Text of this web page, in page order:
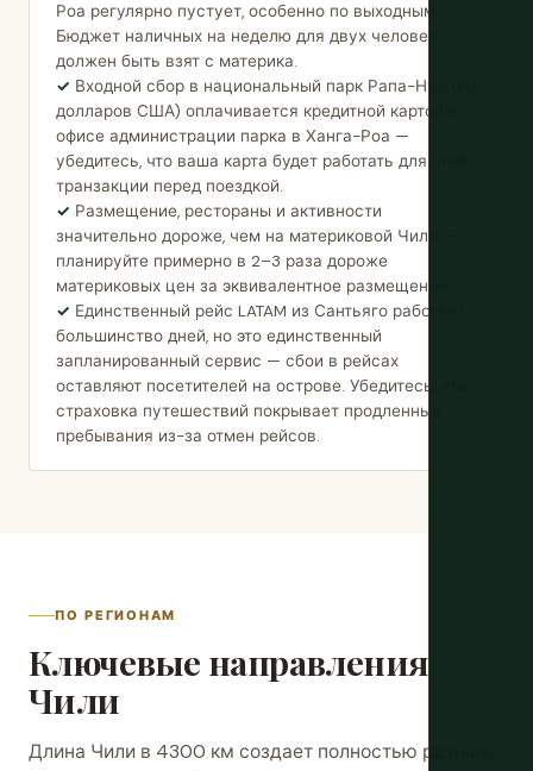
Роа регулярно пустует, особенно по выходным.
Бюджет наличных на неделю для двух человек
должен быть взят с материка.
Входной сбор в национальный парк Рапа-Нуи (80
долларов США) оплачивается кредитной картой в
офисе администрации парка в Ханга-Роа —
убедитесь, что ваша карта будет работать для этой
транзакции перед поездкой.
Размещение, рестораны и активности
значительно дороже, чем на материковой Чили —
планируйте примерно в 2–3 раза дороже
материковых цен за эквивалентное размещение.
Единственный рейс LATAM из Сантьяго работает
большинство дней, но это единственный
запланированный сервис — сбои в рейсах
оставляют посетителей на острове. Убедитесь, что
страховка путешествий покрывает продленные
пребывания из-за отмен рейсов.
ПО РЕГИОНАМ
Ключевые направления
Чили
Длина Чили в 4300 км создает полностью разные